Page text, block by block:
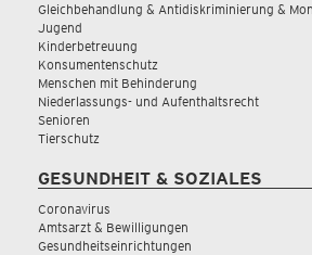
Gleichbehandlung & Antidiskriminierung &
Jugend
Kinderbetreuung
Konsumentenschutz
Menschen mit Behinderung
Niederlassungs- und Aufenthaltsrecht
Senioren
Tierschutz
GESUNDHEIT & SOZIALES
Coronavirus
Amtsarzt & Bewilligungen
Gesundheitseinrichtungen